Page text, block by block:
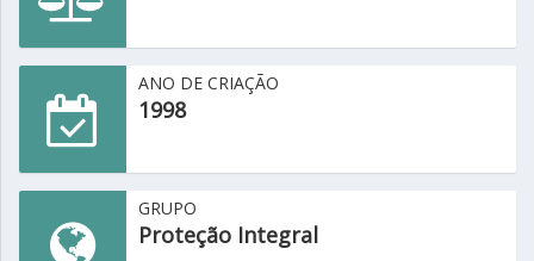
ANO DE CRIAÇÃO
1998
GRUPO
Proteção Integral